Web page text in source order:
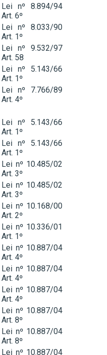
Lei nº 8.894/94
Art. 6º
Lei nº 8.033/90
Art. 1º
Lei nº 9.532/97
Art. 58
Lei nº 5.143/66
Art. 1º
Lei nº 7.766/89
Art. 4º
Lei nº 5.143/66
Art. 1º
Lei nº 5.143/66
Art. 1º
Lei nº 10.485/02
Art. 3º
Lei nº 10.485/02
Art. 3º
Lei nº 10.168/00
Art. 2º
Lei nº 10.336/01
Art. 1º
Lei nº 10.887/04
Art. 4º
Lei nº 10.887/04
Art. 4º
Lei nº 10.887/04
Art. 4º
Lei nº 10.887/04
Art. 8º
Lei nº 10.887/04
Art. 8º
Lei nº 10.887/04